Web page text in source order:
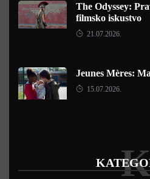
The Odyssey:
filmsko iskustvo
21.07.2026.
Jeunes Mères:
15.07.2026.